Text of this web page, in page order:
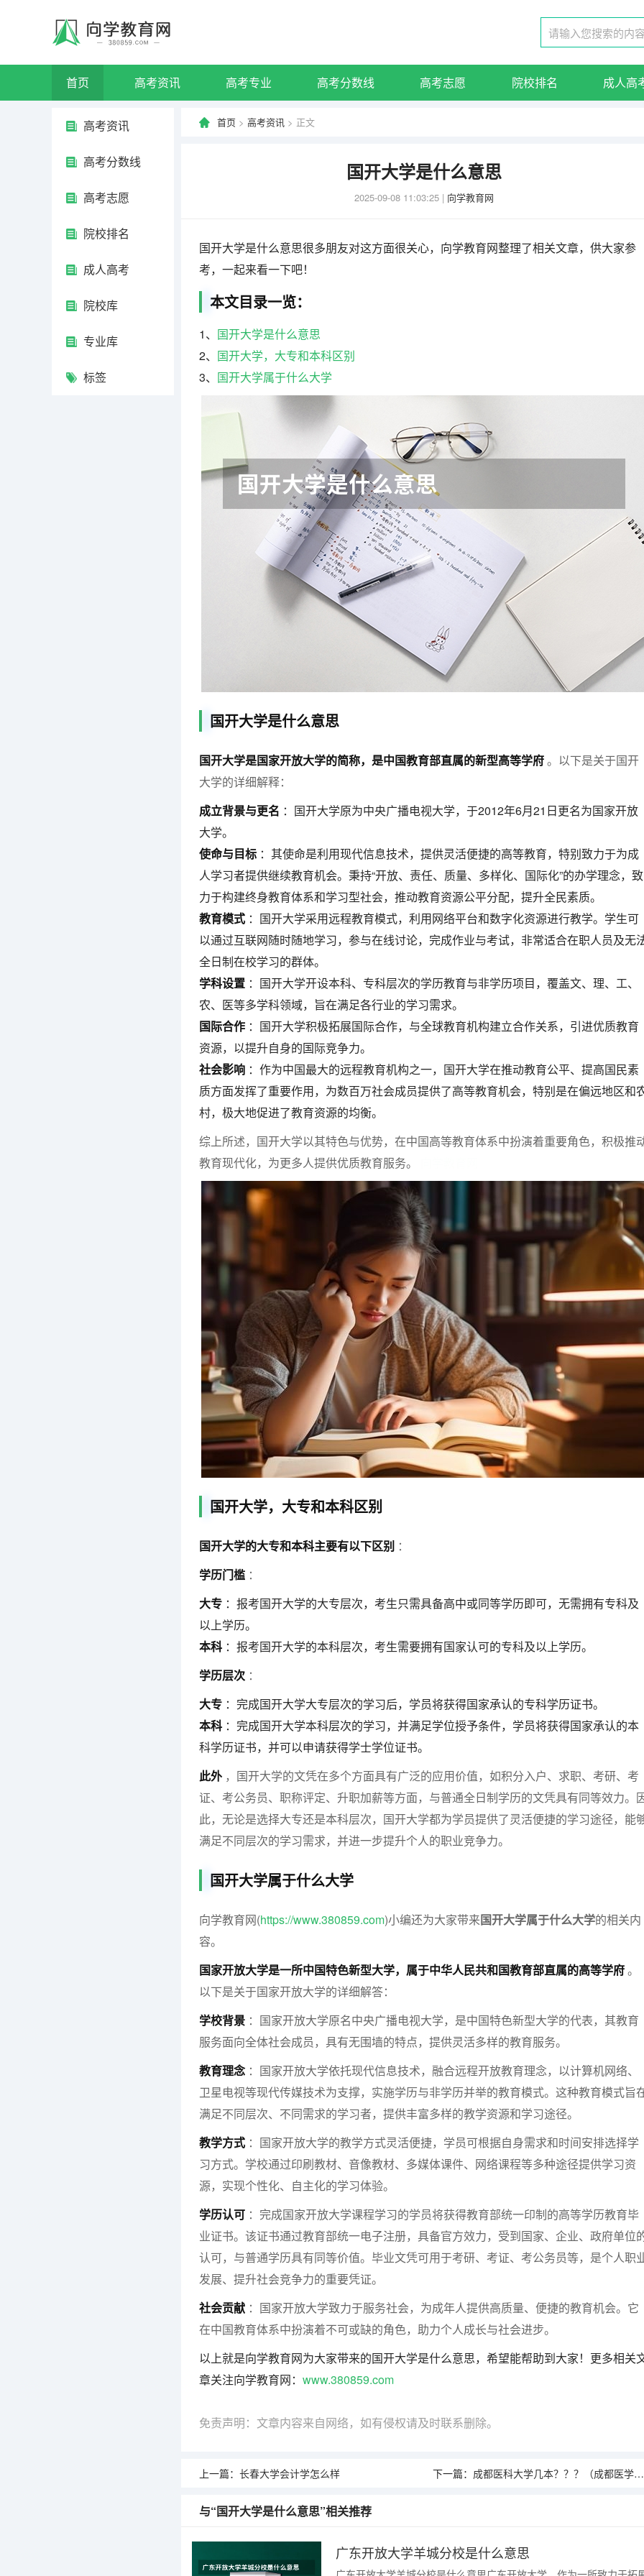
首页 高考资讯 高考专业 高考分数线 高考志愿 院校排名 成人高
高考资讯
高考分数线
高考志愿
院校排名
成人高考
院校库
专业库
标签
首页 > 高考资讯 > 正文
国开大学是什么意思
2025-09-08 11:03:25 | 向学教育网
国开大学是什么意思很多朋友对这方面很关心，向学教育网整理了相关文章，供大家参
考，一起来看一下吧！
本文目录一览：
1、 国开大学是什么意思
2、 国开大学，大专和本科区别
3、 国开大学属于什么大学
国开大学是什么意思
国开大学是国家开放大学的简称，是中国教育部直属的新型高等学府。以下是关于国开
大学的详细解释：
成立背景与更名 ：国开大学原为中央广播电视大学，于2012年6月21日更名为国家开放
大学。
使命与目标 ：其使命是利用现代信息技术，提供灵活便捷的高等教育，特别致力于为成
人学习者提供继续教育机会。秉持“开放、责任、质量、多样化、国际化”的办学理念，致
力于构建终身教育体系和学习型社会，推动教育资源公平分配，提升全民素质。
教育模式 ：国开大学采用远程教育模式，利用网络平台和数字化资源进行教学。学生可
以通过互联网随时随地学习，参与在线讨论，完成作业与考试，非常适合在职人员及无
全日制在校学习的群体。
学科设置 ：国开大学开设本科、专科层次的学历教育与非学历项目，覆盖文、理、工、
农、医等多学科领域，旨在满足各行业的学习需求。
国际合作 ：国开大学积极拓展国际合作，与全球教育机构建立合作关系，引进优质教育
资源，以提升自身的国际竞争力。
社会影响 ：作为中国最大的远程教育机构之一，国开大学在推动教育公平、提高国民素
质方面发挥了重要作用，为数百万社会成员提供了高等教育机会，特别是在偏远地区和
村，极大地促进了教育资源的均衡。
综上所述，国开大学以其特色与优势，在中国高等教育体系中扮演着重要角色，积极推
教育现代化，为更多人提供优质教育服务。
国开大学，大专和本科区别
国开大学的大专和本科主要有以下区别 ：
学历门槛 ：
大专 ：报考国开大学的大专层次，考生只需具备高中或同等学历即可，无需拥有专科及
以上学历。
本科 ：报考国开大学的本科层次，考生需要拥有国家认可的专科及以上学历。
学历层次 ：
大专 ：完成国开大学大专层次的学习后，学员将获得国家承认的专科学历证书。
本科 ：完成国开大学本科层次的学习，并满足学位授予条件，学员将获得国家承认的本
科学历证书，并可以申请获得学士学位证书。
此外 ，国开大学的文凭在多个方面具有广泛的应用价值，如积分入户、求职、考研、考
证、考公务员、职称评定、升职加薪等方面，与普通全日制学历的文凭具有同等效力。
此，无论是选择大专还是本科层次，国开大学都为学员提供了灵活便捷的学习途径，能
满足不同层次的学习需求，并进一步提升个人的职业竞争力。
国开大学属于什么大学
向学教育网(https://www.380859.com)小编还为大家带来国开大学属于什么大学的相关内
容。
国家开放大学是一所中国特色新型大学，属于中华人民共和国教育部直属的高等学府。
以下是关于国家开放大学的详细解答：
学校背景 ：国家开放大学原名中央广播电视大学，是中国特色新型大学的代表，其教育
服务面向全体社会成员，具有无围墙的特点，提供灵活多样的教育服务。
教育理念 ：国家开放大学依托现代信息技术，融合远程开放教育理念，以计算机网络、
卫星电视等现代传媒技术为支撑，实施学历与非学历并举的教育模式。这种教育模式旨
满足不同层次、不同需求的学习者，提供丰富多样的教学资源和学习途径。
教学方式 ：国家开放大学的教学方式灵活便捷，学员可根据自身需求和时间安排选择学
习方式。学校通过印刷教材、音像教材、多媒体课件、网络课程等多种途径提供学习资
源，实现个性化、自主化的学习体验。
学历认可 ：完成国家开放大学课程学习的学员将获得教育部统一印制的高等学历教育毕
业证书。该证书通过教育部统一电子注册，具备官方效力，受到国家、企业、政府单位
认可，与普通学历具有同等价值。毕业文凭可用于考研、考证、考公务员等，是个人职
发展、提升社会竞争力的重要凭证。
社会贡献 ：国家开放大学致力于服务社会，为成年人提供高质量、便捷的教育机会。它
在中国教育体系中扮演着不可或缺的角色，助力个人成长与社会进步。
以上就是向学教育网为大家带来的国开大学是什么意思，希望能帮助到大家！更多相关
章关注向学教育网： www.380859.com
免责声明：文章内容来自网络，如有侵权请及时联系删除。
上一篇： 长春大学会计学怎么样 下一篇： 成都医科大学几本？？？（成都医学院算几本？）
与“国开大学是什么意思”相关推荐
广东开放大学羊城分校是什么意思